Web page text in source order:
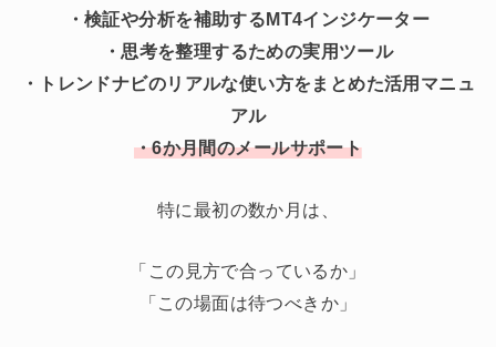
・検証や分析を補助するMT4インジケーター
・思考を整理するための実用ツール
・トレンドナビのリアルな使い方をまとめた活用マニュ
アル
・6か月間のメールサポート
特に最初の数か月は、
「この見方で合っているか」
「この場面は待つべきか」